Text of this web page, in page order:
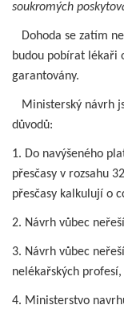
soukromých
Dohoda se zatím
budou pobírat lékaři
garantovány.
Ministerský návrh
důvodů:
1. Do navýšeného
přesčasy v rozsahu
přesčasy kalkulují o
2. Návrh vůbec
3. Návrh vůbec
nelékařských profesí,
4. Ministerstvo